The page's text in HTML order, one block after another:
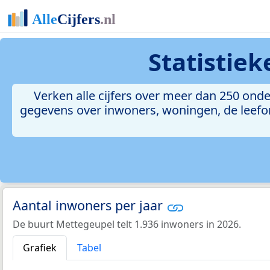
Verken alle cijfers over meer dan 250
gegevens over inwoners, woningen, de
Aantal inwoners per jaar
De buurt Mettegeupel telt 1.936 inwoners in 2026.
Grafiek
Tabel